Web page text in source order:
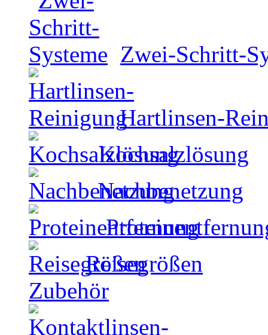
Zwei-Schritt-
Hartlinsen-
Kochsalzlösung
Nachbenetzung
Reisegrößen
Zubehör